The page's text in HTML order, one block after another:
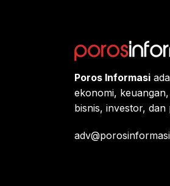
Poros Informasi
ekonomi,
bisnis, investor,